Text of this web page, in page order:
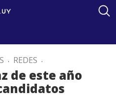
. REDES .
de este año